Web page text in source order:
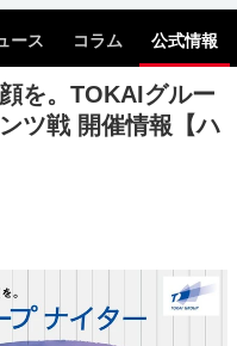
ース コラム 公式情報
を。TOKAIグルー
ツ戦 開催情報【ハ